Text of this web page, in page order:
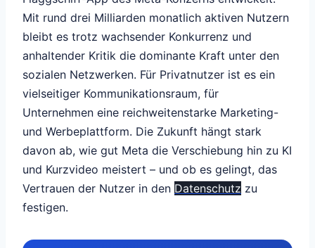
Mit rund drei Milliarden monatlich aktiven Nutzern
bleibt es trotz wachsender Konkurrenz und
anhaltender Kritik die dominante Kraft unter den
sozialen Netzwerken. Für Privatnutzer ist es ein
vielseitiger Kommunikationsraum, für
Unternehmen eine reichweitenstarke Marketing-
und Werbeplattform. Die Zukunft hängt stark
davon ab, wie gut Meta die Verschiebung hin zu KI
und Kurzvideo meistert – und ob es gelingt, das
Vertrauen der Nutzer in den Datenschutz zu
festigen.